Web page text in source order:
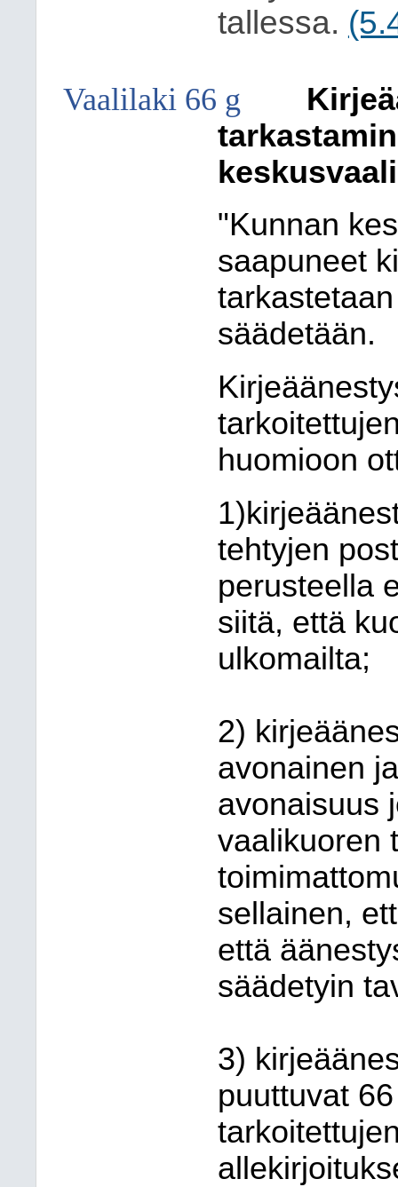
tallessa.
Vaalilaki 66 g
"Kunnan
saapuneet
säädetään.
huomioon
tehtyjen
perusteella
siitä, että
ulkomailta;
2)
avonainen
avonaisuus
vaalikuoren
sellainen,
että
säädetyin
3)
puuttuvat